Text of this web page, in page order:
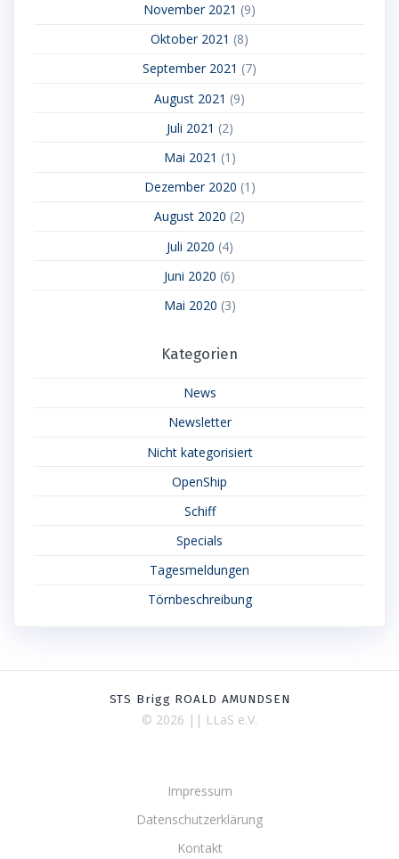
November 2021 (9)
Oktober 2021 (8)
September 2021 (7)
August 2021 (9)
Juli 2021 (2)
Mai 2021 (1)
Dezember 2020 (1)
August 2020 (2)
Juli 2020 (4)
Juni 2020 (6)
Mai 2020 (3)
Kategorien
News
Newsletter
Nicht kategorisiert
OpenShip
Schiff
Specials
Tagesmeldungen
Törnbeschreibung
STS Brigg ROALD AMUNDSEN
© 2026 || LLaS e.V.
Impressum
Datenschutzerklärung
Kontakt